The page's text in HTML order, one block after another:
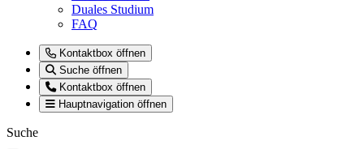
Duales Studium
FAQ
Kontaktbox öffnen
Suche öffnen
Kontaktbox öffnen
Hauptnavigation öffnen
Suche